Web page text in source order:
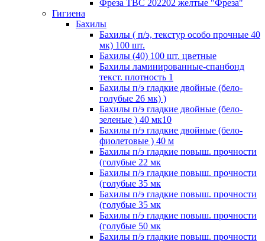
Фреза ТВС 202202 желтые "Фреза"
Гигиена
Бахилы
Бахилы ( п/э, текстур особо прочные 40
мк) 100 шт.
Бахилы (40) 100 шт. цветные
Бахилы ламинированные-спанбонд
текст. плотность 1
Бахилы п/э гладкие двойные (бело-
голубые 26 мк) )
Бахилы п/э гладкие двойные (бело-
зеленые ) 40 мк10
Бахилы п/э гладкие двойные (бело-
фиолетовые ) 40 м
Бахилы п/э гладкие повыш. прочности
(голубые 22 мк
Бахилы п/э гладкие повыш. прочности
(голубые 35 мк
Бахилы п/э гладкие повыш. прочности
(голубые 35 мк
Бахилы п/э гладкие повыш. прочности
(голубые 50 мк
Бахилы п/э гладкие повыш. прочности